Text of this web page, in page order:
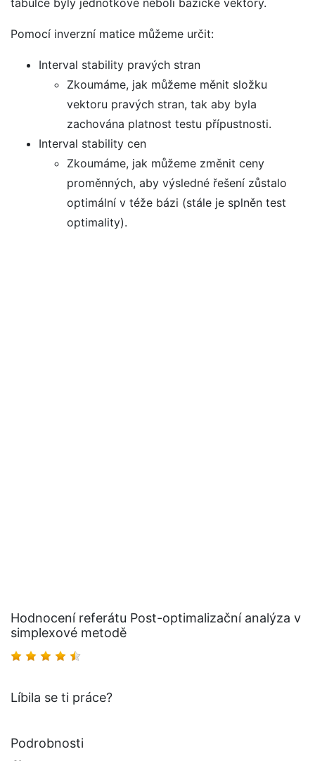
tabulce byly jednotkové neboli bazické vektory.
Pomocí inverzní matice můžeme určit:
Interval stability pravých stran
Zkoumáme, jak můžeme měnit složku
vektoru pravých stran, tak aby byla
zachována platnost testu přípustnosti.
Interval stability cen
Zkoumáme, jak můžeme změnit ceny
proměnných, aby výsledné řešení zůstalo
optimální v téže bázi (stále je splněn test
optimality).
Hodnocení referátu Post-optimalizační analýza v
simplexové metodě
Líbila se ti práce?
Podrobnosti